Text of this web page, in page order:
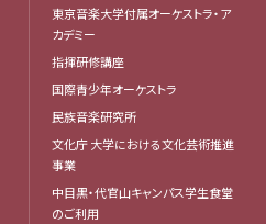
東京音楽大学付属オーケストラ・ア
カデミー
指揮研修講座
国際青少年オーケストラ
民族音楽研究所
文化庁 大学における文化芸術推進
事業
中目黒・代官山キャンパス学生食堂
のご利用